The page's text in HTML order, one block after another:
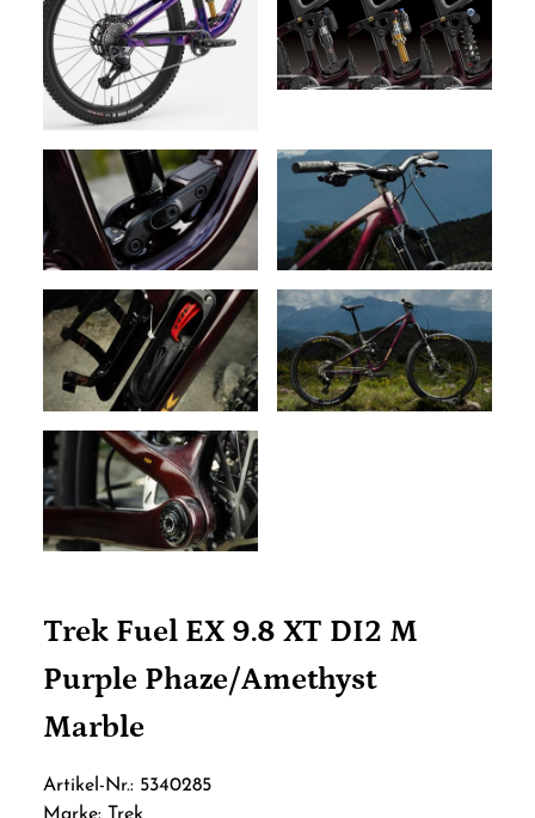
Trek Fuel EX 9.8 XT DI2 M
Purple Phaze/Amethyst
Marble
Artikel-Nr.: 5340285
Marke: Trek